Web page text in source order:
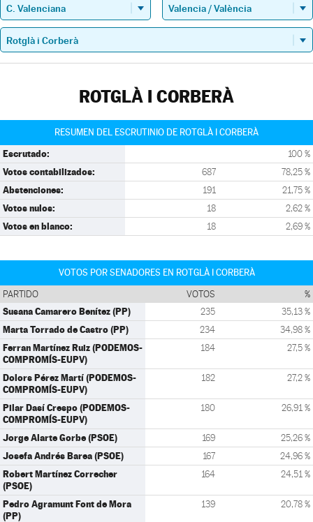
ROTGLÀ I CORBERÀ
RESUMEN DEL ESCRUTINIO DE ROTGLÀ I CORBERÀ
Escrutado: 100 %
Votos contabilizados: 687 78,25 %
Abstenciones: 191 21,75 %
Votos nulos: 18 2,62 %
Votos en blanco: 18 2,69 %
VOTOS POR SENADORES EN ROTGLÀ I CORBERÀ
PARTIDO VOTOS %
Susana Camarero Benítez (PP) 235 35,13 %
Marta Torrado de Castro (PP) 234 34,98 %
Ferran Martínez Ruiz (PODEMOS-
COMPROMÍS-EUPV)
184 27,5 %
Dolors Pérez Martí (PODEMOS-
COMPROMÍS-EUPV)
182 27,2 %
Pilar Dasí Crespo (PODEMOS-
COMPROMÍS-EUPV)
180 26,91 %
Jorge Alarte Gorbe (PSOE) 169 25,26 %
Josefa Andrés Barea (PSOE) 167 24,96 %
Robert Martínez Correcher
(PSOE)
164 24,51 %
Pedro Agramunt Font de Mora
(PP)
139 20,78 %